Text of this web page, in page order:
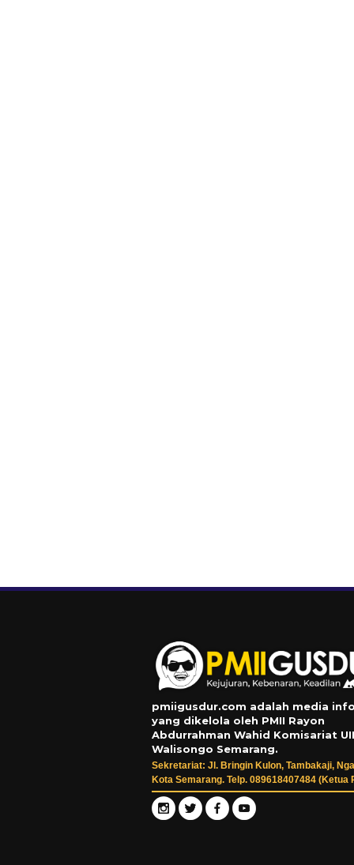
pmiigusdur.com adalah media
yang dikelola oleh PMII Rayon
Abdurrahman Wahid Komisariat
Walisongo Semarang.
Sekretariat: Jl. Bringin Kulon, Tambakaji,
Kota Semarang. Telp. 089618407484 (Ketua